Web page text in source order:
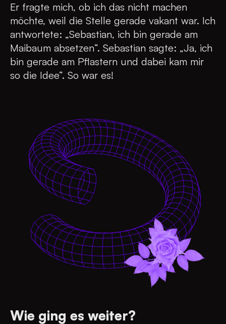
Er fragte mich, ob ich das nicht machen
möchte, weil die Stelle gerade vakant war. Ich
antwortete: „Sebastian, ich bin gerade am
Maibaum absetzen“. Sebastian sagte: „Ja, ich
bin gerade am Pflastern und dabei kam mir
so die Idee“. So war es!
Wie ging es weiter?